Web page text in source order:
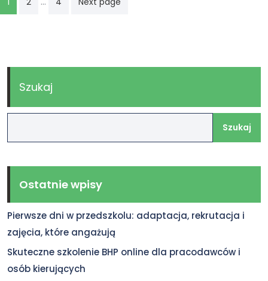
wpisów
Szukaj
Szukaj
Ostatnie wpisy
Pierwsze dni w przedszkolu: adaptacja, rekrutacja i
zajęcia, które angażują
Skuteczne szkolenie BHP online dla pracodawców i
osób kierujących